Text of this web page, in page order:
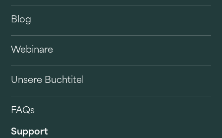
Blog
Webinare
Unsere Buchtitel
FAQs
Support